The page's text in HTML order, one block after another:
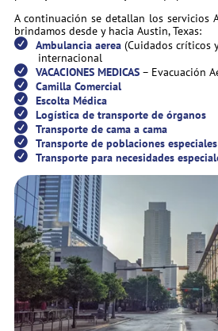
A continuación se detallan los servicios
brindamos desde y hacia Austin, Texas:
Ambulancia aerea(Cuidados críticos
internacional
VACACIONES MEDICAS– Evacuación
Camilla Comercial
Escolta Médica
Logística de transporte de órganos
Transporte de cama a cama
Transporte de poblaciones especiales
Transporte para necesidades